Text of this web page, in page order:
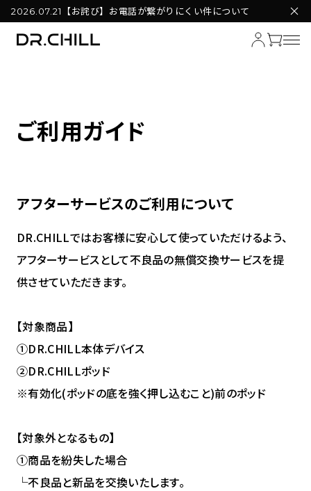
2026.07.21 【お詫び】お電話が繋がりにくい件について
ご利用ガイド
アフターサービスのご利用について
DR.CHILLではお客様に安心して使っていただけるよう、
アフターサービスとして不良品の無償交換サービスを提
供させていただきます。
【対象商品】
①DR.CHILL本体デバイス
②DR.CHILLポッド
※有効化(ポッドの底を強く押し込むこと)前のポッド
【対象外となるもの】
①商品を紛失した場合
└不良品と新品を交換いたします。